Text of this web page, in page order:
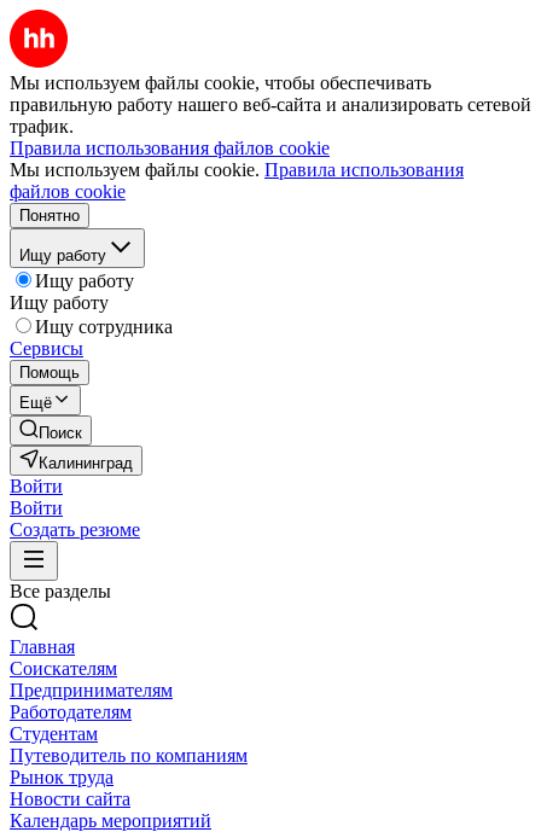
Мы используем файлы cookie, чтобы обеспечивать
правильную работу нашего веб-сайта и анализировать сетевой
трафик.
Правила использования файлов cookie
Мы используем файлы cookie. Правила использования
файлов cookie
Понятно
Ищу работу
Ищу работу
Ищу работу
Ищу сотрудника
Сервисы
Помощь
Ещё
Поиск
Калининград
Войти
Войти
Создать резюме
Все разделы
Главная
Соискателям
Предпринимателям
Работодателям
Студентам
Путеводитель по компаниям
Рынок труда
Новости сайта
Календарь мероприятий